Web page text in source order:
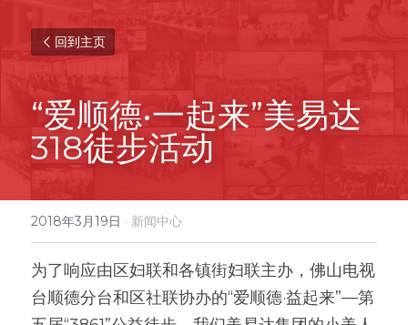
回到主页
“爱顺德•一起来”美易达
318徒步活动
2018年3月19日 · 新闻中心
为了响应由区妇联和各镇街妇联主办，佛山电视
台顺德分台和区社联协办的“爱顺德·益起来”—第